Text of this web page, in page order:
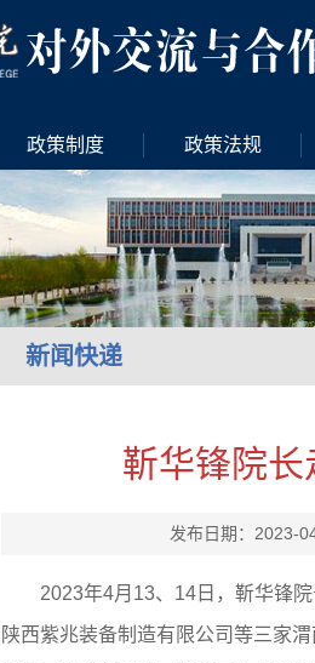
政策制度 政策法规
新闻快递
靳华锋院
发布日期：
2023年4月13、14日，靳华锋
陕西紫兆装备制造有限公司等三家